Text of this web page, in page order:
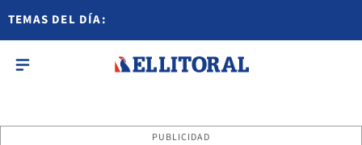
TEMAS DEL DÍA:
PUBLICIDAD